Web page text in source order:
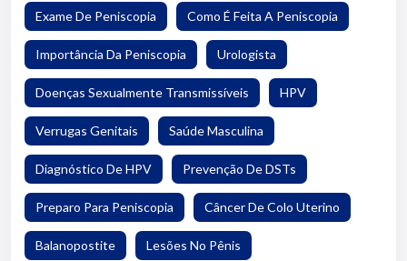
Exame De Peniscopia Como É Feita A Peniscopia
Importância Da Peniscopia Urologista
Doenças Sexualmente Transmissíveis HPV
Verrugas Genitais Saúde Masculina
Diagnóstico De HPV Prevenção De DSTs
Preparo Para Peniscopia Câncer De Colo Uterino
Balanopostite Lesões No Pênis